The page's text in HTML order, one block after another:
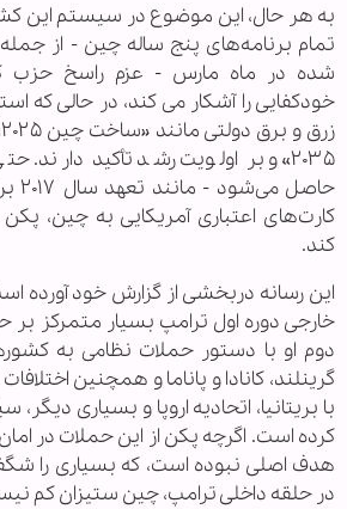
به هر حال، این موضوع در سیستم این
تمام برنامه‌های پنج ساله چین - از
شده در ماه مارس - عزم راسخ حزب
خودکفایی را آشکار می ‌کند، در حالی که
۲۰۳۵» و بر اولویت رشد تأکید
کارت‌های اعتباری آمریکایی به چین،
‌کند.
این رسانه دربخشی از گزارش خود آورده
خارجی دوره اول ترامپ بسیار متمرکز بر
دوم او با دستور حملات نظامی به
گرینلند، کانادا و پاناما و همچنین
با بریتانیا، اتحادیه اروپا و بسیاری
کرده است. اگرچه پکن از این حملات در
هدف اصلی نبوده است، که بسیاری را
در حلقه داخلی ترامپ، چین ستیزان کم